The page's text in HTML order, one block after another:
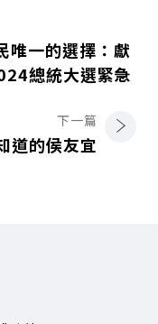
唯一的選擇：獻
總統大選緊急
下一篇
道的侯友宜